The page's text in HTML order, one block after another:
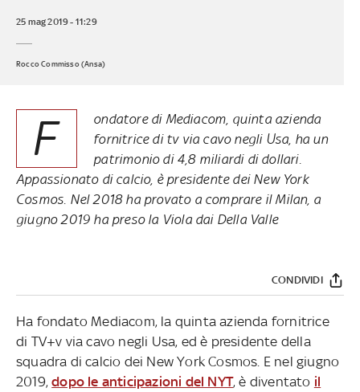
25 mag 2019 - 11:29
Rocco Commisso (Ansa)
F
ondatore di Mediacom, quinta azienda
fornitrice di tv via cavo negli Usa, ha un
patrimonio di 4,8 miliardi di dollari.
Appassionato di calcio, è presidente dei New York
Cosmos. Nel 2018 ha provato a comprare il Milan, a
giugno 2019 ha preso la Viola dai Della Valle
CONDIVIDI
Ha fondato Mediacom, la quinta azienda fornitrice
di TV+v via cavo negli Usa, ed è presidente della
squadra di calcio dei New York Cosmos. E nel giugno
2019,dopo le anticipazioni del NYT, è diventato il